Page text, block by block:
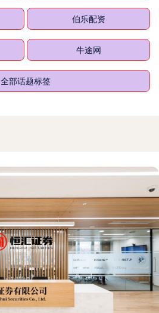
伯乐配资
牛途网
全部话题标签